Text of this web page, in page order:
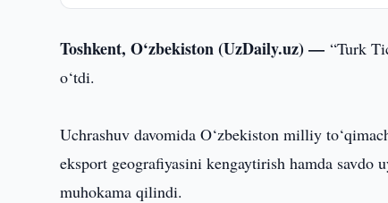
Toshkent, O‘zbekiston (UzDaily.uz) —“Turk
o‘tdi.
Uchrashuv davomida O‘zbekiston milliy
eksport geografiyasini kengaytirish hamda
muhokama qilindi.